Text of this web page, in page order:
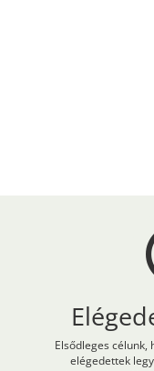
Elsődleges
elégedettek